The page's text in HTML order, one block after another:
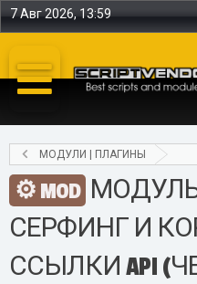
7 Авг 2026, 13:59
МОДУЛИ | ПЛАГИНЫ
MOD МОДУЛЬ
СЕРФИНГ И
ССЫЛКИ API